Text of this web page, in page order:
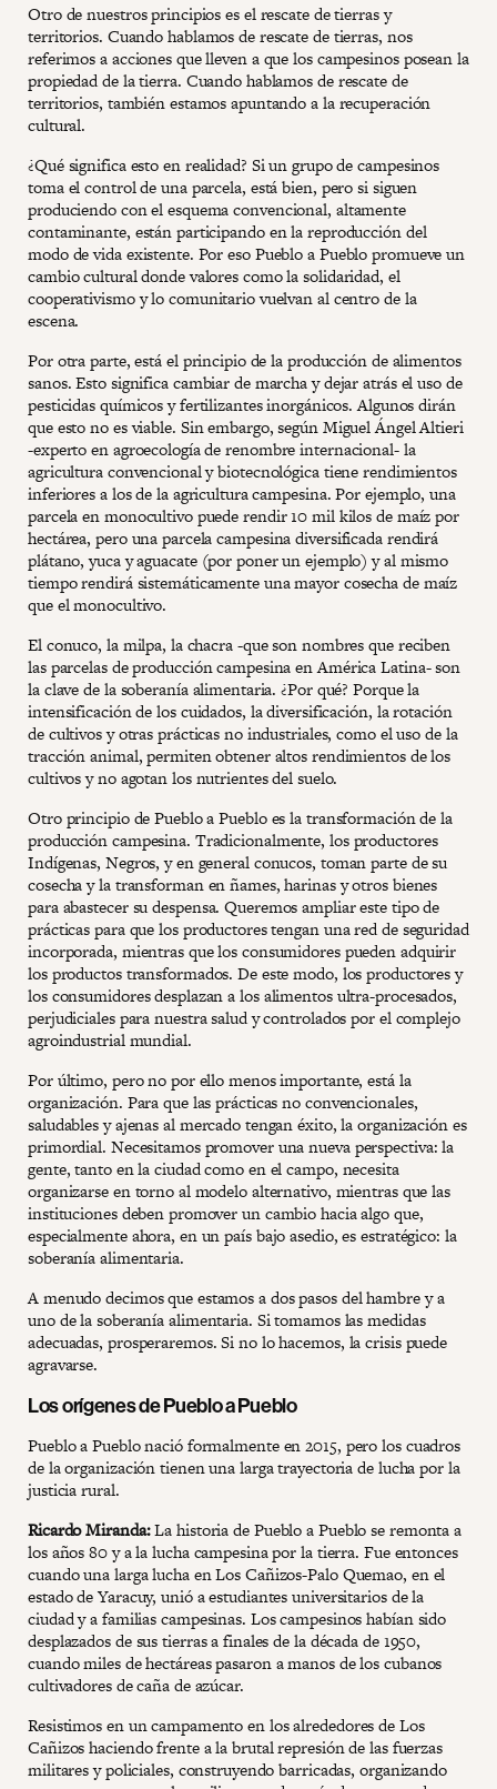
Otro de nuestros principios es el rescate de tierras y
territorios. Cuando hablamos de rescate de tierras, nos
referimos a acciones que lleven a que los campesinos posean la
propiedad de la tierra. Cuando hablamos de rescate de
territorios, también estamos apuntando a la recuperación
cultural.
¿Qué significa esto en realidad? Si un grupo de campesinos
toma el control de una parcela, está bien, pero si siguen
produciendo con el esquema convencional, altamente
contaminante, están participando en la reproducción del
modo de vida existente. Por eso Pueblo a Pueblo promueve un
cambio cultural donde valores como la solidaridad, el
cooperativismo y lo comunitario vuelvan al centro de la
escena.
Por otra parte, está el principio de la producción de alimentos
sanos. Esto significa cambiar de marcha y dejar atrás el uso de
pesticidas químicos y fertilizantes inorgánicos. Algunos dirán
que esto no es viable. Sin embargo, según Miguel Ángel Altieri
-experto en agroecología de renombre internacional- la
agricultura convencional y biotecnológica tiene rendimientos
inferiores a los de la agricultura campesina. Por ejemplo, una
parcela en monocultivo puede rendir 10 mil kilos de maíz por
hectárea, pero una parcela campesina diversificada rendirá
plátano, yuca y aguacate (por poner un ejemplo) y al mismo
tiempo rendirá sistemáticamente una mayor cosecha de maíz
que el monocultivo.
El conuco, la milpa, la chacra -que son nombres que reciben
las parcelas de producción campesina en América Latina- son
la clave de la soberanía alimentaria. ¿Por qué? Porque la
intensificación de los cuidados, la diversificación, la rotación
de cultivos y otras prácticas no industriales, como el uso de la
tracción animal, permiten obtener altos rendimientos de los
cultivos y no agotan los nutrientes del suelo.
Otro principio de Pueblo a Pueblo es la transformación de la
producción campesina. Tradicionalmente, los productores
Indígenas, Negros, y en general conucos, toman parte de su
cosecha y la transforman en ñames, harinas y otros bienes
para abastecer su despensa. Queremos ampliar este tipo de
prácticas para que los productores tengan una red de seguridad
incorporada, mientras que los consumidores pueden adquirir
los productos transformados. De este modo, los productores y
los consumidores desplazan a los alimentos ultra-procesados,
perjudiciales para nuestra salud y controlados por el complejo
agroindustrial mundial.
Por último, pero no por ello menos importante, está la
organización. Para que las prácticas no convencionales,
saludables y ajenas al mercado tengan éxito, la organización es
primordial. Necesitamos promover una nueva perspectiva: la
gente, tanto en la ciudad como en el campo, necesita
organizarse en torno al modelo alternativo, mientras que las
instituciones deben promover un cambio hacia algo que,
especialmente ahora, en un país bajo asedio, es estratégico: la
soberanía alimentaria.
A menudo decimos que estamos a dos pasos del hambre y a
uno de la soberanía alimentaria. Si tomamos las medidas
adecuadas, prosperaremos. Si no lo hacemos, la crisis puede
agravarse.
Los orígenes de Pueblo a Pueblo
Pueblo a Pueblo nació formalmente en 2015, pero los cuadros
de la organización tienen una larga trayectoria de lucha por la
justicia rural.
Ricardo Miranda:La historia de Pueblo a Pueblo se remonta a
los años 80 y a la lucha campesina por la tierra. Fue entonces
cuando una larga lucha en Los Cañizos-Palo Quemao, en el
estado de Yaracuy, unió a estudiantes universitarios de la
ciudad y a familias campesinas. Los campesinos habían sido
desplazados de sus tierras a finales de la década de 1950,
cuando miles de hectáreas pasaron a manos de los cubanos
cultivadores de caña de azúcar.
Resistimos en un campamento en los alrededores de Los
Cañizos haciendo frente a la brutal represión de las fuerzas
militares y policiales, construyendo barricadas, organizando